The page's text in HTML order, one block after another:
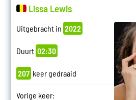
Lissa Lewis
Uitgebracht in 2022
Duurt 02:30
207 keer gedraaid
Vorige keer: